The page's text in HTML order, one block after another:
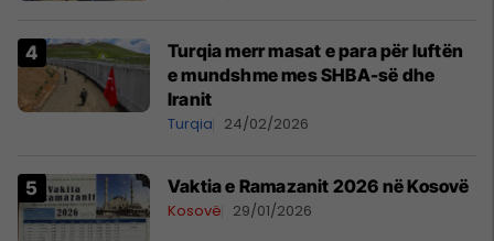
Turqia merr masat e para për luftën
e mundshme mes SHBA-së dhe
Iranit
Turqia 24/02/2026
Vaktia e Ramazanit 2026 në Kosovë
Kosovë 29/01/2026